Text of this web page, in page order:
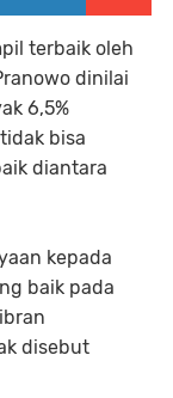
terbaik oleh
dinilai
6,5%
bisa
diantara
kepada
baik pada
disebut